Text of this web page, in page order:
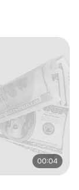
00:04